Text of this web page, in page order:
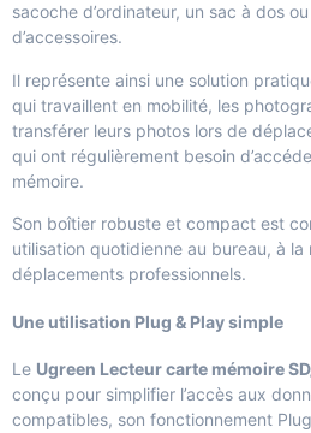
sacoche d’ordinateur, un sac à dos
d’accessoires.
Il représente ainsi une solution
qui travaillent en mobilité, les
transférer leurs photos lors de
qui ont régulièrement besoin
mémoire.
Son boîtier robuste et compact est
utilisation quotidienne au bureau, à la
déplacements professionnels.
Une utilisation Plug & Play simple
Le Ugreen Lecteur carte mémoire
conçu pour simplifier l’accès aux
compatibles, son fonctionnement